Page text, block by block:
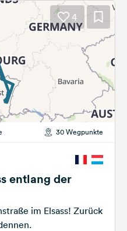
4
30 Wegpunkte
entlang der
im Elsass! Zurück